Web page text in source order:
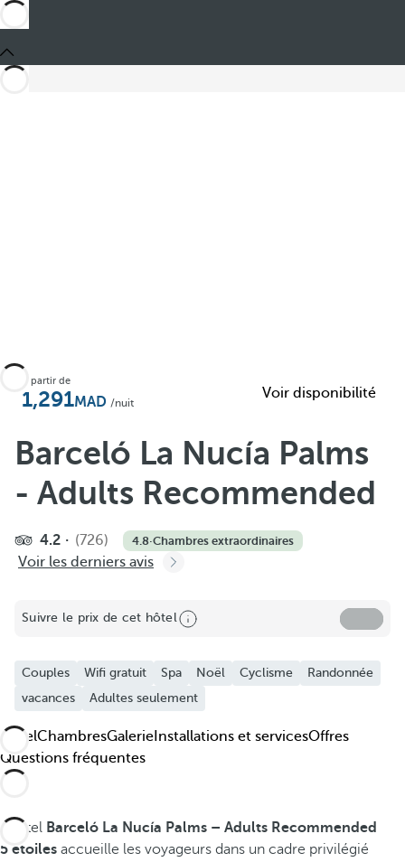
Partager
Ajouter aux favoris
Découvrez nos photos et vidéos
À partir de
1,291 /nuit
Voir disponibilité
Barceló La Nucía Palms
- Adults Recommended
4.2 (726) 4.8·Chambres extraordinaires
Voir les derniers avis
Suivre le prix de cet hôtel
Couples Wifi gratuit Spa Noël Cyclisme
Randonnée
vacances
Adultes seulement
HôtelChambresGalerie Installations et servicesOffres
Questions fréquentes
L'hôtel Barceló La Nucía Palms – Adults Recommended
5 étoiles accueille les voyageurs dans un cadre privilégié